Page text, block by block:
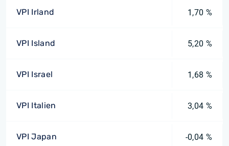
VPI Irland 1,70 %
VPI Island 5,20 %
VPI Israel 1,68 %
VPI Italien 3,04 %
VPI Japan -0,04 %